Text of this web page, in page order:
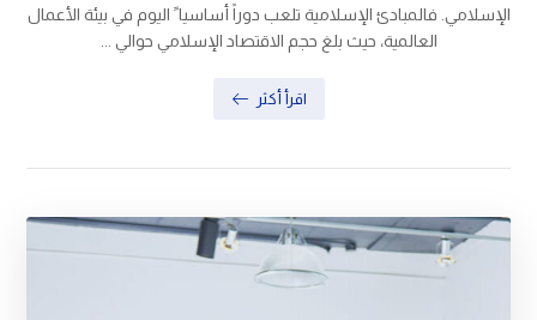
الإسلامي. فالمبادئ الإسلامية تلعب دوراً أساسيا ً اليوم في بيئة الأعمال
العالمية، حيث بلغ حجم الاقتصاد الإسلامي حوالي ...
اقرأ أكثر